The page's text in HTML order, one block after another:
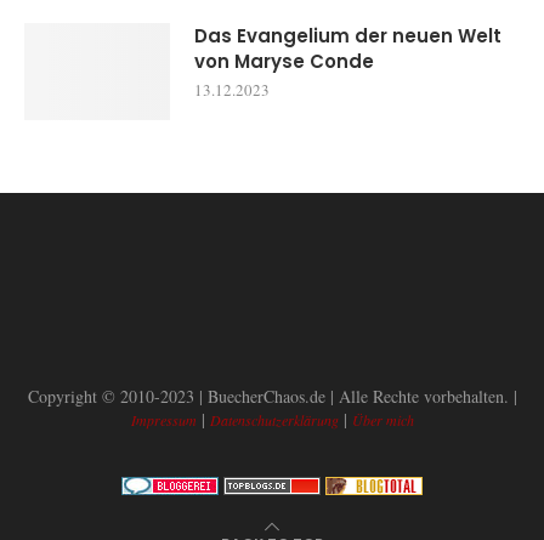
Das Evangelium der neuen Welt
von Maryse Conde
13.12.2023
Copyright © 2010-2023 | BuecherChaos.de | Alle Rechte vorbehalten. |
Impressum | Datenschutzerklärung| Über mich